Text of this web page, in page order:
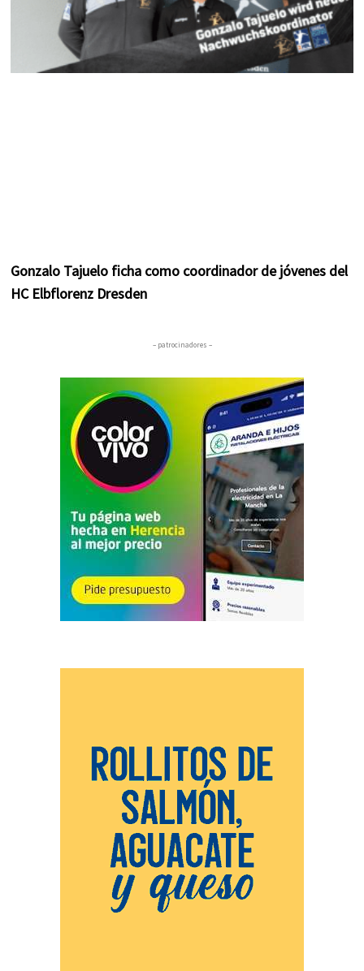
Gonzalo Tajuelo ficha como coordinador de jóvenes del
HC Elbflorenz Dresden
– patrocinadores –